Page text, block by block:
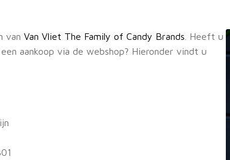
van Van Vliet The Family of Candy Brands . Heeft u
aankoop via de webshop? Hieronder vindt u